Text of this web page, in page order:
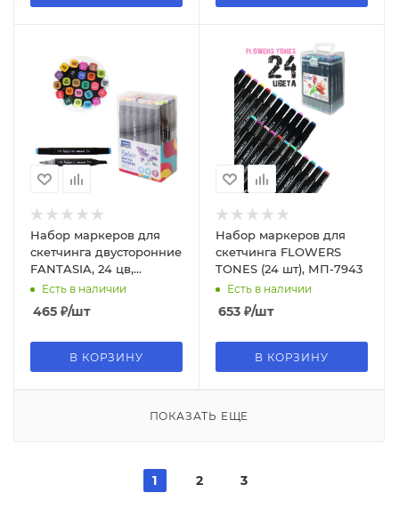
Набор маркеров для
скетчинга двусторонние
FANTASIA, 24 цв,
М-15023-24
Есть в наличии
465 ₽/шт
В КОРЗИНУ
Набор маркеров для
скетчинга FLOWERS
TONES (24 шт), МП-7943
Есть в наличии
653 ₽/шт
В КОРЗИНУ
ПОКАЗАТЬ ЕЩЕ
1 2 3